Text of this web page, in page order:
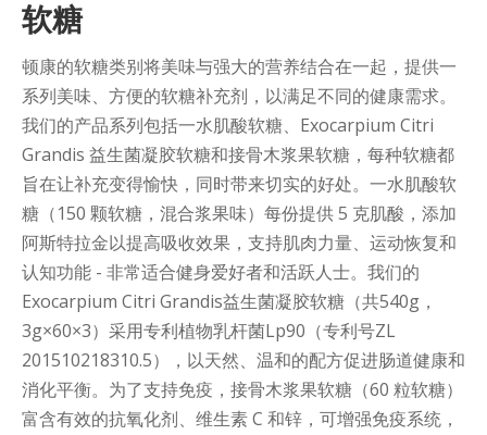
软糖
顿康的软糖类别将美味与强大的营养结合在一起，提供一
系列美味、方便的软糖补充剂，以满足不同的健康需求。
我们的产品系列包括一水肌酸软糖、Exocarpium Citri
Grandis 益生菌凝胶软糖和接骨木浆果软糖，每种软糖都
旨在让补充变得愉快，同时带来切实的好处。一水肌酸软
糖（150 颗软糖，混合浆果味）每份提供 5 克肌酸，添加
阿斯特拉金以提高吸收效果，支持肌肉力量、运动恢复和
认知功能 - 非常适合健身爱好者和活跃人士。我们的
Exocarpium Citri Grandis益生菌凝胶软糖（共540g，
3g×60×3）采用专利植物乳杆菌Lp90（专利号ZL
201510218310.5），以天然、温和的配方促进肠道健康和
消化平衡。为了支持免疫，接骨木浆果软糖（60 粒软糖）
富含有效的抗氧化剂、维生素 C 和锌，可增强免疫系统，